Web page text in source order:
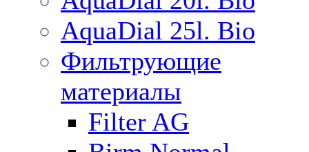
AquaDial 25l. Bio
Фильтрующие
материалы
Filter AG